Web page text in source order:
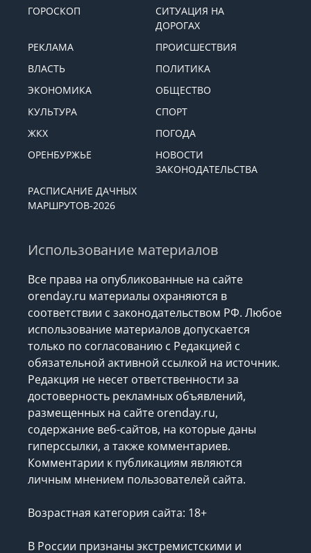
ГОРОСКОП
СИТУАЦИЯ НА
ДОРОГАХ
РЕКЛАМА
ПРОИСШЕСТВИЯ
ВЛАСТЬ
ПОЛИТИКА
ЭКОНОМИКА
ОБЩЕСТВО
КУЛЬТУРА
СПОРТ
ЖКХ
ПОГОДА
ОРЕНБУРЖЬЕ
НОВОСТИ
ЗАКОНОДАТЕЛЬСТВА
РАСПИСАНИЕ ДАЧНЫХ
МАРШРУТОВ-2026
Использование материалов
Все права на опубликованные на сайте
orenday.ru материалы охраняются в
соответствии с законодательством РФ. Любое
использование материалов допускается
только по согласованию с Редакцией с
обязательной активной ссылкой на источник.
Редакция не несет ответственности за
достоверность рекламных объявлений,
размещенных на сайте orenday.ru,
содержание веб-сайтов, на которые даны
гиперссылки, а также комментариев.
Комментарии к публикациям являются
личным мнением пользователей сайта.
Возрастная категория сайта: 18+
В России признаны экстремистскими и